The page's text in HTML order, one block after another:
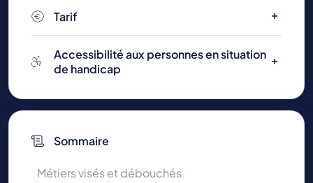
Tarif
Accessibilité aux personnes en situation
de handicap
Sommaire
Métiers visés et débouchés